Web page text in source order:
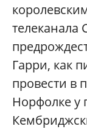
телеканала
Гарри, как
провести в
Норфолке у